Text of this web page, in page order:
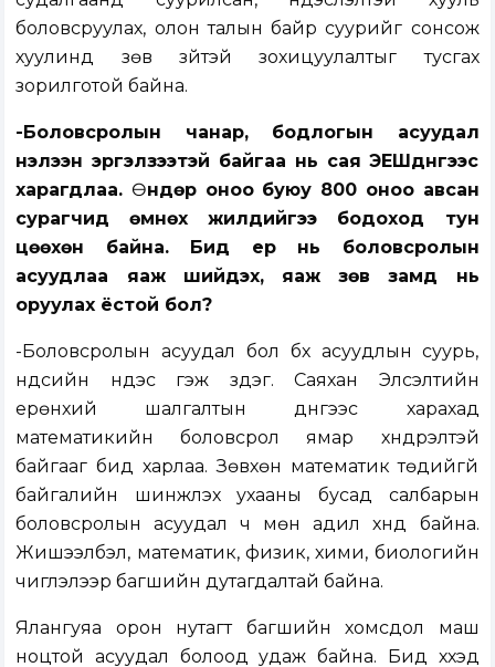
боловсруулах, олон талын байр суурийг сонсож
хуулинд зөв зүйтэй зохицуулалтыг тусгах
зорилготой байна.
-Боловсролын чанар, бодлогын асуудал
нэлээн эргэлзээтэй байгаа нь сая ЭЕШдүнгээс
харагдлаа. Өндөр оноо буюу 800 оноо авсан
сурагчид өмнөх жилүүдийгээ бодоход тун
цөөхөн байна. Бид ер нь боловсролын
асуудлаа яаж шийдэх, яаж зөв замд нь
оруулах ёстой бол?
-Боловсролын асуудал бол бүх асуудлын суурь,
үндсийн үндэс гэж үздэг. Саяхан Элсэлтийн
ерөнхий шалгалтын дүнгээс харахад
математикийн боловсрол ямар хүндрэлтэй
байгааг бид харлаа. Зөвхөн математик төдийгүй
байгалийн шинжлэх ухааны бусад салбарын
боловсролын асуудал ч мөн адил хүнд байна.
Жишээлбэл, математик, физик, хими, биологийн
чиглэлээр багшийн дутагдалтай байна.
Ялангуяа орон нутагт багшийн хомсдол маш
ноцтой асуудал болоод удаж байна. Бид хүүхэд